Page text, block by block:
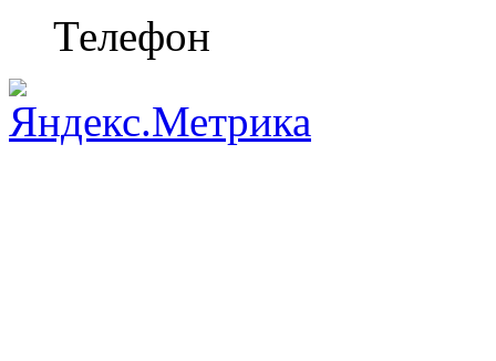
Телефон